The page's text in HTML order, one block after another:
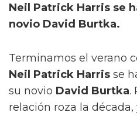
Neil Patrick Harris se
novio David Burtka.
Terminamos el verano
Neil Patrick Harris se
su novio David Burtka.
relación roza la